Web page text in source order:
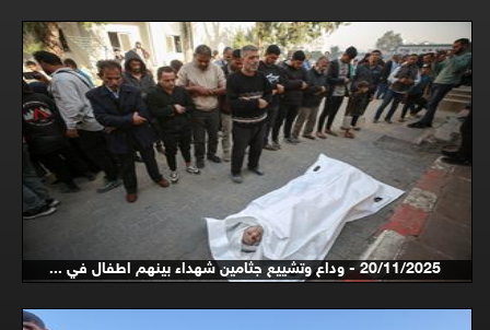
20/11/2025 - وداع وتشييع جثامين شهداء بينهم اطفال في ...